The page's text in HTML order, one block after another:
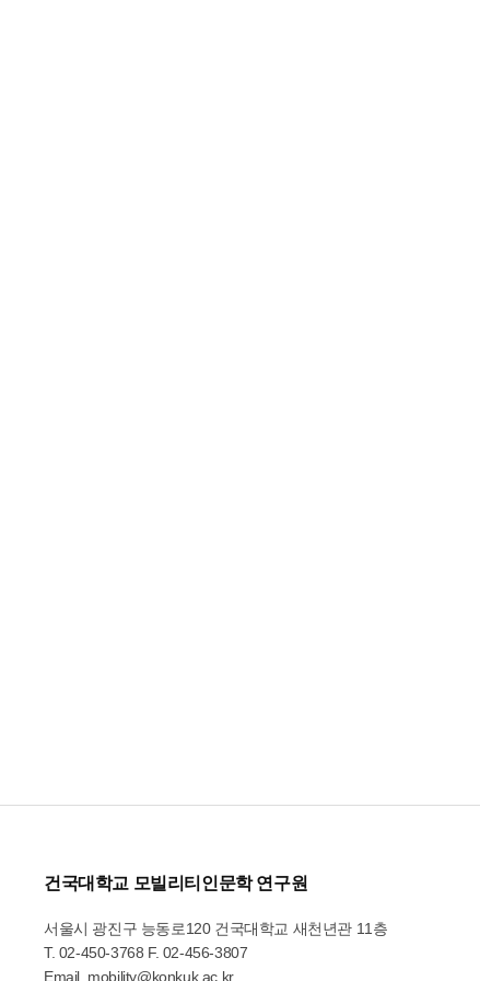
건국대학교 모빌리티인문학 연구원
서울시 광진구 능동로120 건국대학교 새천년관 11층
T. 02-450-3768 F. 02-456-3807
Email. mobility@konkuk.ac.kr